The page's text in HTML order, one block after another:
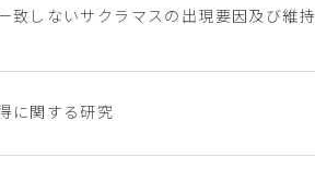
致しないサクラマスの出現要因及び維持
に関する研究